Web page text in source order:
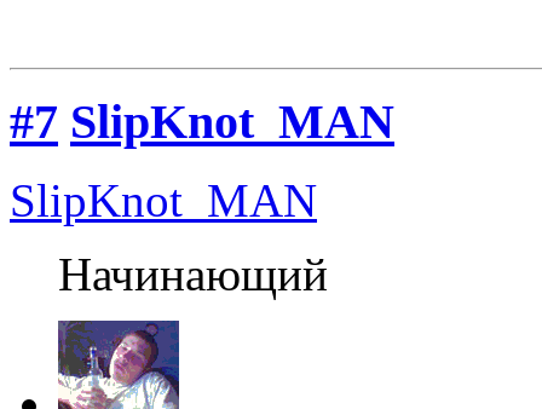
#7 SlipKnot_MAN
SlipKnot_MAN
Начинающий